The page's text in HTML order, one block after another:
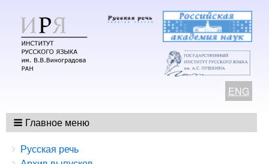
ENG
Главное меню
Breadcrumbs
YouРусская речь